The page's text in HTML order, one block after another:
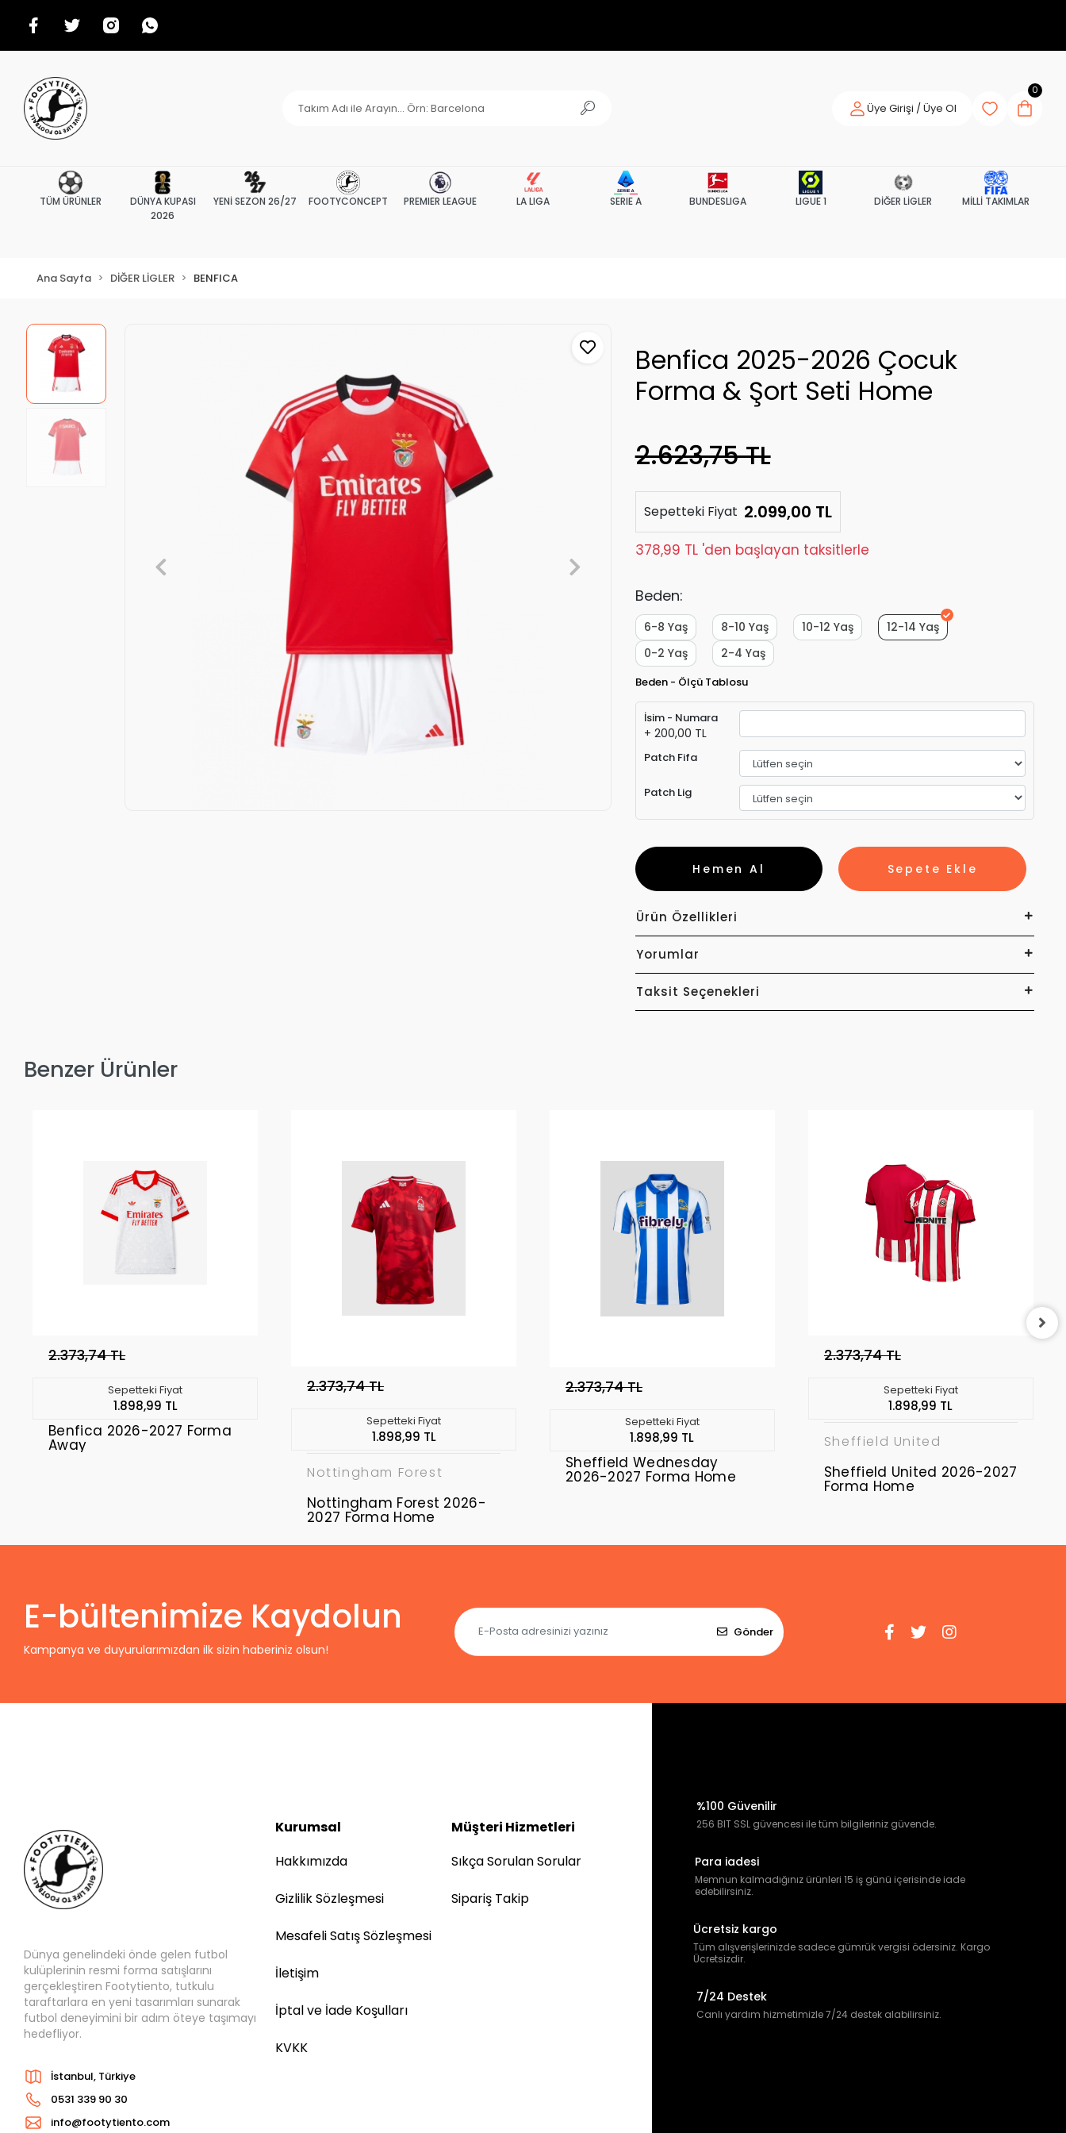
Üye Girişi / Üye Ol
0
TÜM ÜRÜNLER
DÜNYA KUPASI
2026
YENİ SEZON 26/27 FOOTYCONCEPT PREMIER LEAGUE LA LIGA SERIE A BUNDESLIGA LIGUE 1 DİĞER LİGLER MİLLİ TAKIMLAR
Ana Sayfa DİĞER LİGLER BENFICA
Benfica 2025-2026 Çocuk
Forma & Şort Seti Home
2.623,75 TL
Sepetteki Fiyat 2.099,00 TL
378,99 TL 'den başlayan taksitlerle
Beden:
12-14 Yaş
10-12 Yaş
8-10 Yaş
6-8 Yaş
2-4 Yaş
0-2 Yaş
Beden - Ölçü Tablosu
İsim - Numara
+ 200,00 TL
Patch Fifa
Patch Lig
Sepete Ekle
Hemen Al
Ürün Özellikleri
Yorumlar
Taksit Seçenekleri
Benzer Ürünler
2.373,74 TL
Sepetteki Fiyat
1.898,99 TL
Benfica 2026-2027 Forma
Away
2.373,74 TL
Sepetteki Fiyat
1.898,99 TL
Nottingham Forest
Nottingham Forest 2026-
2027 Forma Home
2.373,74 TL
Sepetteki Fiyat
1.898,99 TL
Sheffield Wednesday
2026-2027 Forma Home
2.373,74 TL
Sepetteki Fiyat
1.898,99 TL
Sheffield United
Sheffield United 2026-2027
Forma Home
E-bültenimize Kaydolun
Kampanya ve duyurularımızdan ilk sizin haberiniz olsun!
Gönder
Dünya genelindeki önde gelen futbol
kulüplerinin resmi forma satışlarını
gerçekleştiren Footytiento, tutkulu
taraftarlara en yeni tasarımları sunarak
futbol deneyimini bir adım öteye taşımayı
hedefliyor.
İstanbul, Türkiye
0531 339 90 30
info@footytiento.com
Kurumsal
Hakkımızda
Gizlilik Sözleşmesi
Mesafeli Satış Sözleşmesi
İletişim
İptal ve İade Koşulları
KVKK
Müşteri Hizmetleri
Sıkça Sorulan Sorular
Sipariş Takip
%100 Güvenilir
256 BIT SSL güvencesi ile tüm bilgileriniz güvende.
Para iadesi
Memnun kalmadığınız ürünleri 15 iş günü içerisinde iade
edebilirsiniz.
Ücretsiz kargo
Tüm alışverişlerinizde sadece gümrük vergisi ödersiniz. Kargo
Ücretsizdir.
7/24 Destek
Canlı yardım hizmetimizle 7/24 destek alabilirsiniz.